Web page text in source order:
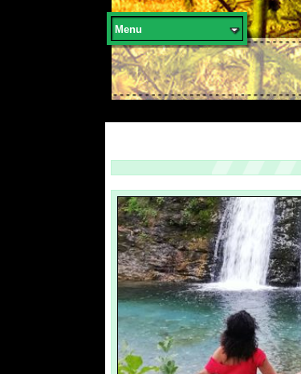
Menu
Ascensione
Planetaria
Chiamata al
Risveglio
La Via
dell'Avventura
Il Telaio
Tessere il Sogno
Contatti - Privacy
IL POTERE DELL'ACQUA